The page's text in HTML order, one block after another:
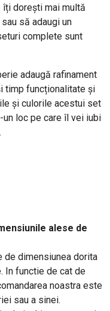
îți dorești mai multă
să adaugi un
complete sunt
adaugă rafinament
timp funcționalitate și
și culorile acestui set
loc pe care îl vei iubi
alese de
de dimensiunea dorita
In functie de cat de
noastra este
sau a sinei.